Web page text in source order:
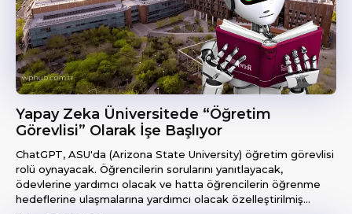
Yapay Zeka Üniversitede “Öğretim
Görevlisi” Olarak İşe Başlıyor
ChatGPT, ASU'da (Arizona State University) öğretim görevlisi
rolü oynayacak. Öğrencilerin sorularını yanıtlayacak,
ödevlerine yardımcı olacak ve hatta öğrencilerin öğrenme
hedeflerine ulaşmalarına yardımcı olacak özelleştirilmiş...